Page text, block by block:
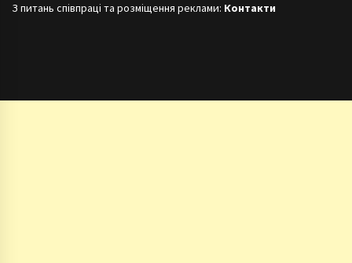
З питань співпраці та розміщення реклами: Контакти